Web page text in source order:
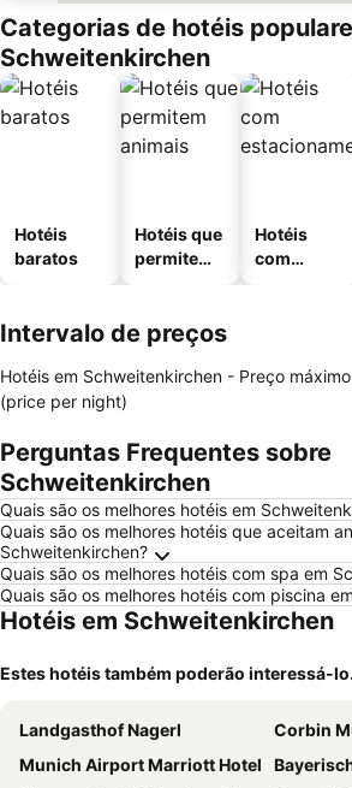
Categorias de hotéis
Schweitenkirchen
Hotéis
baratos
Hotéis que
permitem
Hotéis
com
Intervalo de preços
Hotéis em Schweitenkirchen - Preço máximo
(price per night)
Perguntas Frequentes sobre
Schweitenkirchen
Quais são os melhores hotéis em
Quais são os melhores hotéis que aceitam
Schweitenkirchen?
Quais são os melhores hotéis com spa em
Quais são os melhores hotéis com piscina
Hotéis em Schweitenkirchen
Estes hotéis também poderão interessá-
Landgasthof Nagerl
Corbin
Munich Airport Marriott Hotel